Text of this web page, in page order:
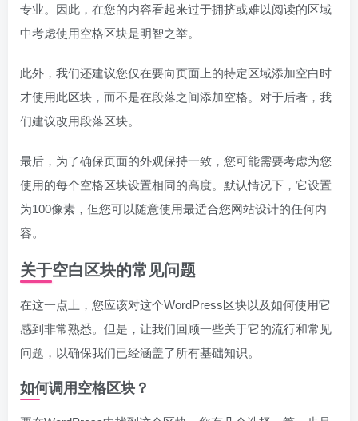
专业。因此，在您的内容看起来过于拥挤或难以阅读的区域
中考虑使用空格区块是明智之举。
此外，我们还建议您仅在要向页面上的特定区域添加空白时
才使用此区块，而不是在段落之间添加空格。对于后者，我
们建议改用段落区块。
最后，为了确保页面的外观保持一致，您可能需要考虑为您
使用的每个空格区块设置相同的高度。默认情况下，它设置
为100像素，但您可以随意使用最适合您网站设计的任何内
容。
关于空白区块的常见问题
在这一点上，您应该对这个WordPress区块以及如何使用它
感到非常熟悉。但是，让我们回顾一些关于它的流行和常见
问题，以确保我们已经涵盖了所有基础知识。
如何调用空格区块？